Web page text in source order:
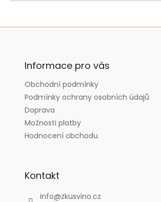
Z
Informace pro vás
Obchodní podmínky
Podmínky ochrany osobních údajů
Doprava
Možnosti platby
Hodnocení obchodu
Kontakt
info@zkusvino.cz